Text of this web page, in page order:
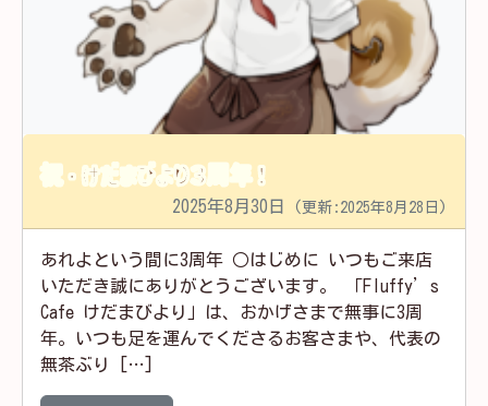
祝・けだまびより３周年！
2025年8月30日 (更新:2025年8月28日)
あれよという間に3周年 ○はじめに いつもご来店
いただき誠にありがとうございます。 「Fluffy’s
Cafe けだまびより」は、おかげさまで無事に3周
年。いつも足を運んでくださるお客さまや、代表の
無茶ぶり […]